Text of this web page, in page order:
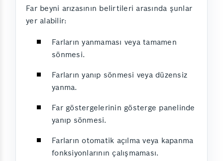
Far beyni arızasının belirtileri arasında şunlar
yer alabilir:
Farların yanmaması veya tamamen
sönmesi.
Farların yanıp sönmesi veya düzensiz
yanma.
Far göstergelerinin gösterge panelinde
yanıp sönmesi.
Farların otomatik açılma veya kapanma
fonksiyonlarının çalışmaması.